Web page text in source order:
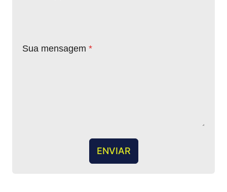
Sua mensagem *
ENVIAR